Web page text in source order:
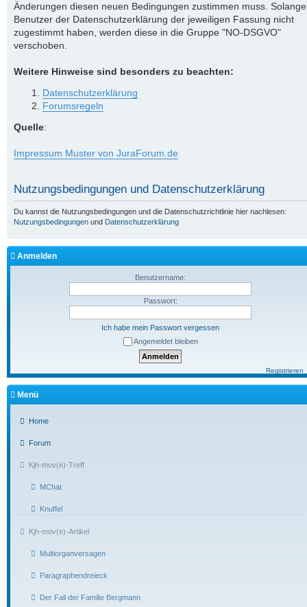
Änderungen diesen neuen Bedingungen zustimmen muss. Solange
Benutzer der Datenschutzerklärung der jeweiligen Fassung nicht
zugestimmt haben, werden diese in die Gruppe "NO-DSGVO"
verschoben.
Weitere Hinweise sind besonders zu beachten:
Datenschutzerklärung
Forumsregeln
Quelle:
Impressum Muster von JuraForum.de
Nutzungsbedingungen und Datenschutzerklärung
Du kannst die Nutzungsbedingungen und die Datenschutzrichtlinie hier nachlesen:
Nutzungsbedingungen und Datenschutzerklärung
Anmelden
Benutzername:
Passwort:
Ich habe mein Passwort vergessen
Angemeldet bleiben
Registrieren
Menü
Home
Forum
Kjh-mov(e)-Treff
MChat
Knuffel
Kjh-mov(e)-Artikel
Multiorganversagen
Paragraphendreieck
Der Fall der Familie Bergmann